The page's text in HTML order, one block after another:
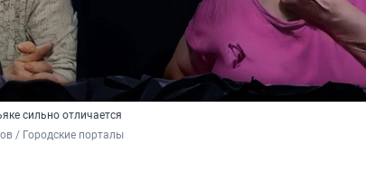
сильно отличается
/ Городские порталы